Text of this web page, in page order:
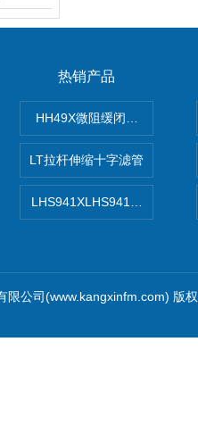
热销产品
HH49X微阻缓闭蝶式止回阀
LT拉杆伸缩十字滤管
LHS941XLHS941X调压调流
限公司(www.kangxinfm.com) 版